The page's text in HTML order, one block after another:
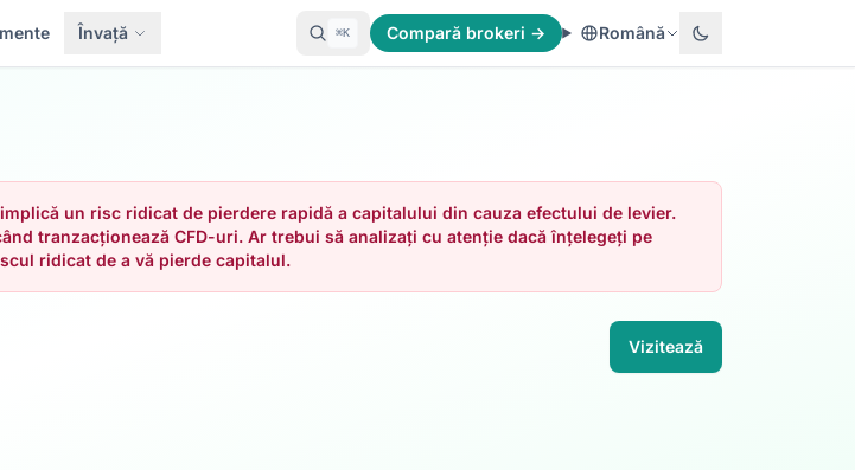
Învață ⌘K Compară brokeri → Română
un risc ridicat de pierdere rapidă a capitalului din cauza efectului de levier.
tranzacționează CFD-uri. Ar trebui să analizați cu atenție dacă înțelegeți pe
ridicat de a vă pierde capitalul.
Vizitează